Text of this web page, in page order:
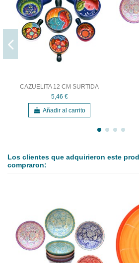
CAZUELITA 12 CM SURTIDA
5,46 €
Añadir al carrito
Los clientes que adquirieron este
compraron: